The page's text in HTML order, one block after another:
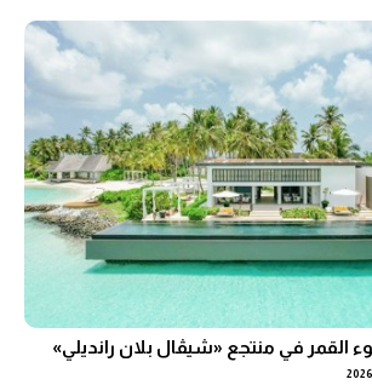
القمر في منتجع «شيڤال بلان رانديلي»